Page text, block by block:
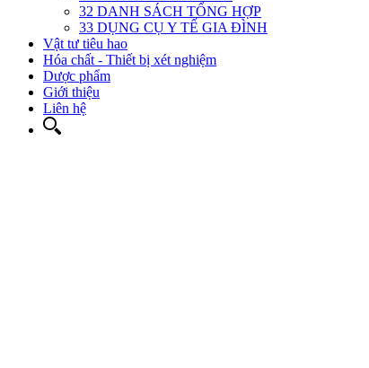
32 DANH SÁCH TỔNG HỢP
33 DỤNG CỤ Y TẾ GIA ĐÌNH
Vật tư tiêu hao
Hóa chất - Thiết bị xét nghiệm
Dược phẩm
Giới thiệu
Liên hệ